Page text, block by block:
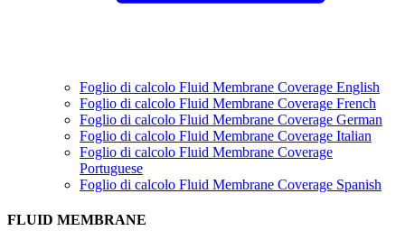
Foglio di calcolo Fluid Membrane Coverage English
Foglio di calcolo Fluid Membrane Coverage French
Foglio di calcolo Fluid Membrane Coverage German
Foglio di calcolo Fluid Membrane Coverage Italian
Foglio di calcolo Fluid Membrane Coverage
Portuguese
Foglio di calcolo Fluid Membrane Coverage Spanish
FLUID MEMBRANE